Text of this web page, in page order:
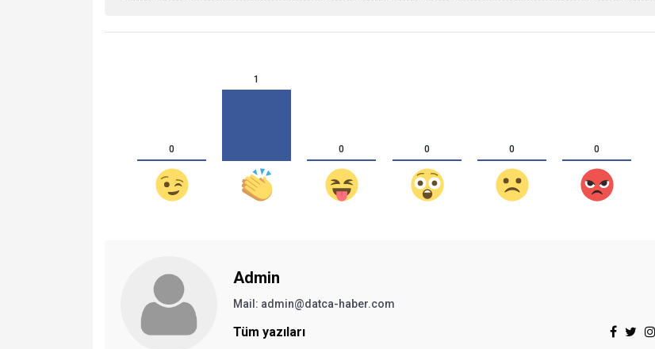
0
1
0 0 0 0
Admin
Mail: admin@datca-haber.com
Tüm yazıları